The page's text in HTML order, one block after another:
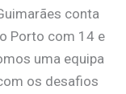
conta
Porto com 14 e
uma equipa
os desafios